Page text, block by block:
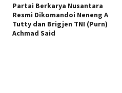
Partai Berkarya Nusantara
Resmi Dikomandoi Neneng A
Tutty dan Brigjen TNI (Purn)
Achmad Said